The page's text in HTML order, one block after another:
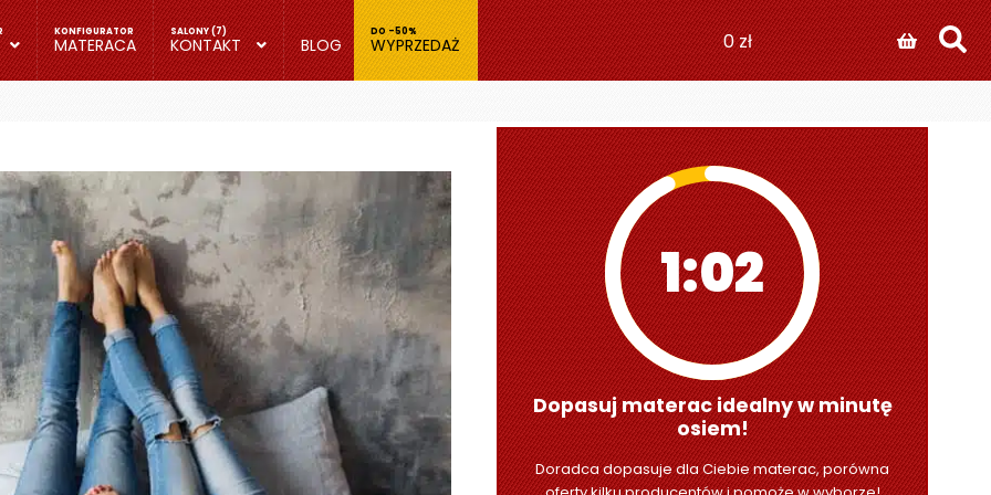
MATERACA KONTAKT BLOG WYPRZEDAŻ 0zł
1:01
Dopasuj materac idealny w minutę
osiem!
Doradca dopasuje dla Ciebie materac, porówna